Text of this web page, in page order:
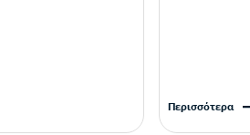
Περισσότερα